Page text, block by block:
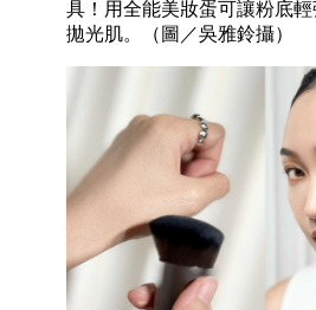
具！用全能美妝蛋可讓粉底
拋光肌。（圖／吳雅鈴攝）